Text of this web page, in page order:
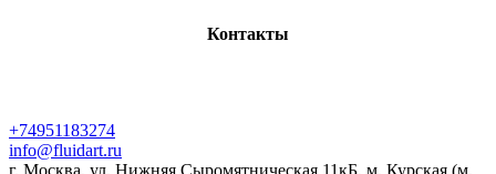
Контакты
+74951183274
info@fluidart.ru